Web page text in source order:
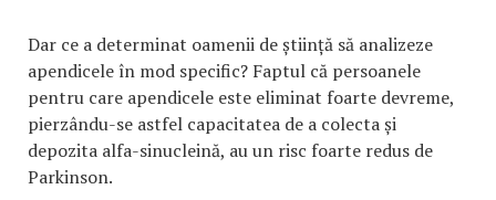
Dar ce a determinat oamenii de știință să analizeze
apendicele în mod specific? Faptul că persoanele
pentru care apendicele este eliminat foarte devreme,
pierzându-se astfel capacitatea de a colecta și
depozita alfa-sinucleină, au un risc foarte redus de
Parkinson.